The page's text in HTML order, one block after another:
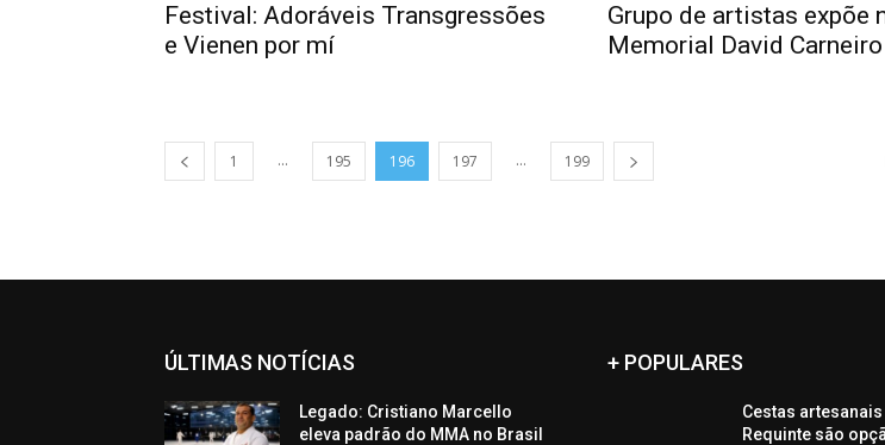
Festival: Adoráveis Transgressões
e Vienen por mí
Grupo de artistas expõe
Memorial David Carneiro
1 ... 195 196 197 ... 199
ÚLTIMAS NOTÍCIAS
Legado: Cristiano Marcello
eleva padrão do MMA no Brasil
+ POPULARES
Cestas
Requinte são